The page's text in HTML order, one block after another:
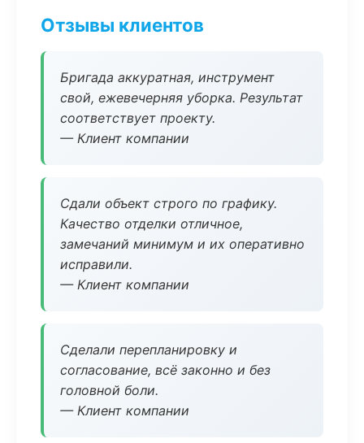
Отзывы клиентов
Бригада аккуратная, инструмент
свой, ежевечерняя уборка. Результат
соответствует проекту.
— Клиент компании
Сдали объект строго по графику.
Качество отделки отличное,
замечаний минимум и их оперативно
исправили.
— Клиент компании
Сделали перепланировку и
согласование, всё законно и без
головной боли.
— Клиент компании